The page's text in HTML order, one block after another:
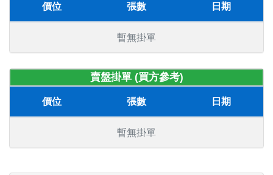
價位 張數 日期
暫無掛單
賣盤掛單 (買方參考)
價位 張數 日期
暫無掛單